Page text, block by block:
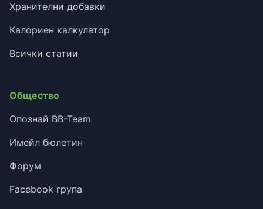
Хранителни добавки
Калориен калкулатор
Всички статии
Общество
Опознай BB-Team
Имейл бюлетин
Форум
Facebook група